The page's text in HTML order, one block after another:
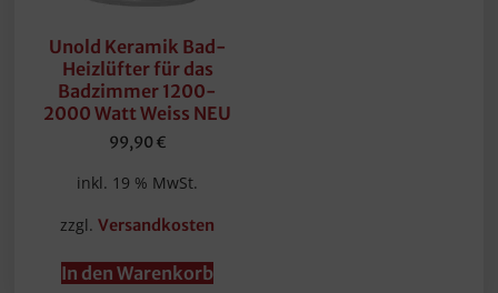
Unold Keramik Bad-
Heizlüfter für das
Badzimmer 1200-
2000 Watt Weiss NEU
99,90 €
inkl. 19 % MwSt.
zzgl.Versandkosten
In den Warenkorb